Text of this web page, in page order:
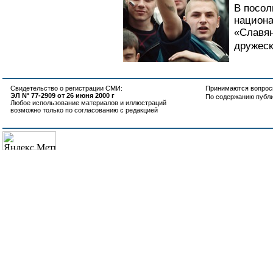
В
Свидетельство о регистрации СМИ:
ЭЛ N° 77-2909 от 26 июня 2000 г
Любое использование материалов и иллюстраций
возможно только по согласованию с редакцией
Принимаются
По содержанию